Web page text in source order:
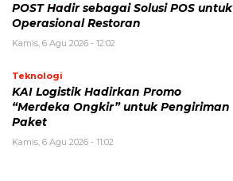
POST Hadir sebagai Solusi POS untuk
Operasional Restoran
Kamis, 6 Agu 2026 - 12:02
Teknologi
KAI Logistik Hadirkan Promo
“Merdeka Ongkir” untuk Pengiriman
Paket
Kamis, 6 Agu 2026 - 11:02